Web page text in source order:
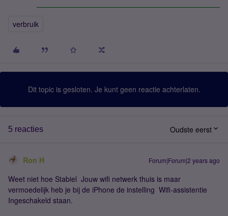
verbruik
Dit topic is gesloten. Je kunt geen reactie achterlaten.
5 reacties Oudste eerst
Ron H Forum|Forum|2 years ago
Weet niet hoe Stabiel Jouw wifi netwerk thuis is maar
vermoedelijk heb je bij de iPhone de instelling Wifi-assistentie
Ingeschakeld staan.